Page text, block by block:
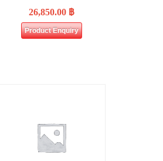
26,850.00 ฿
Product Enquiry